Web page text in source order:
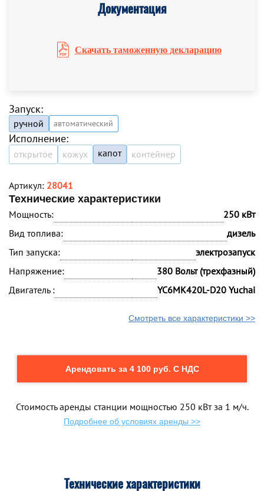
Документация
Скачать таможенную декларацию
Запуск:
ручной автоматический
Исполнение:
открытое кожух капот контейнер
Артикул: 28041
Технические характеристики
Мощность:
250 кВт
Вид топлива:
дизель
Тип запуска:
электрозапуск
Напряжение:
380 Вольт (трехфазный)
Двигатель :
YC6MK420L-D20 Yuchai
Смотреть все характеристики >>
Арендовать за 4 100 руб. С НДС
Стоимость аренды станции мощностью 250 кВт за 1 м/ч.
Подробнее об условиях аренды >>
Технические характеристики